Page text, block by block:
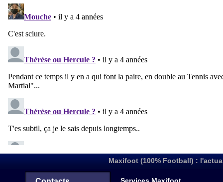
Maxifoot (100% Football) :